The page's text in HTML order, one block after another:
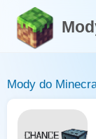
Mody do